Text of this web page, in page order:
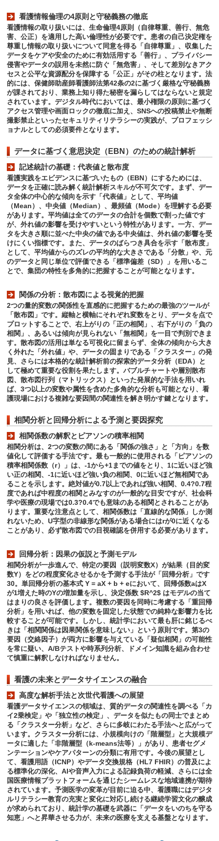
看護情報倫理の4原則と守秘義務の徹底
看護情報の取り扱いには、生命倫理4原則（自律尊重、善行、無危
害、公正）を適用した高い倫理性が必要です。患者の自己決定権を
尊重し情報の取り扱いについて同意を得る「自律尊重」、収集した
データをケアや安全のために有効活用する「善行」、プライバシー
侵害やデータの誤用を未然に防ぐ「無危害」、そして差別なきアク
セスと公平な資源配分を保障する「公正」がその柱となります。法
的には、保健師助産師看護師法第42条の2に基づく厳格な守秘義務
が課されており、業務上知り得た秘密を漏らしてはならないと規定
されています。デジタル時代においては、最小権限の原則に基づく
アクセス管理や画面ロックの徹底に加え、SNSへの投稿禁止や無断
撮影禁止といったセキュリティリテラシーの実践が、プロフェッシ
ョナルとしての必須要件となります。
データに基づく意思決定（EBN）のための統計解析
記述統計の基礎：代表値と散布度
看護実践をエビデンスに基づいたもの（EBN）にするためには、
データを正確に読み解く統計解析スキルが不可欠です。まず、デー
タ全体の中心的な傾向を示す「代表値」として、平均値
（Mean）、中央値（Median）、最頻値（Mode）を理解する必要
があります。平均値は全てのデータの合計を個数で割った値です
が、外れ値の影響を受けやすいという特性があります。一方、デー
タを大きさ順に並べた中央の値である中央値は、外れ値の影響を受
けにくい指標です。また、データのばらつき具合を示す「散布度」
として、平均値からのズレの平均的な大きさである「分散」や、元
のデータと同じ単位で評価できる「標準偏差（SD）」を用いるこ
とで、集団の特性を多角的に把握することが可能となります。
関係の分析：散布図による視覚的把握
2つの量的変数の関係性を直感的に把握するための最強のツールが
「散布図」です。縦軸と横軸にそれぞれ変数をとり、データを点で
プロットすることで、右上がりの「正の相関」、右下がりの「負の
相関」、あるいは傾向が見られない「無相関」を一目で判別できま
す。散布図の活用は単なる可視化に留まらず、全体の傾向から大き
く外れた「外れ値」や、データの固まりである「クラスター」の発
見、さらには本格的な統計解析前の探索的データ分析（EDA）と
して極めて重要な役割を果たします。バブルチャートや層別散布
図、散布図行列（マトリックス）といった発展的な手法を用いれ
ば、3つ以上の変数や属性を含めた多角的な分析も可能となり、看
護現場における複雑な要因間の関連性を解き明かす鍵となります。
相関分析と回帰分析による予測と要因探究
相関係数の解釈とピアソンの積率相関
相関分析は、2つの変数の間にある「関係の強さ」と「方向」を数
値化して評価する手法です。最も一般的に使用される「ピアソンの
積率相関係数（r）」は、-1から+1までの値をとり、1に近いほど強
い正の相関、-1に近いほど強い負の相関、0に近いほど無相関であ
ることを示します。絶対値が0.7以上であれば強い相関、0.4?0.7程
度であれば中程度の相関とみなすのが一般的な目安ですが、社会科
学や医療の現場では0.3?0.4でも意味のある相関とされることがあ
ります。重要な注意点として、相関係数は「直線的な関係」しか測
れないため、U字型の非線形な関係がある場合にはrが0に近くなる
ことがあり、必ず散布図での目視確認を併用する必要があります。
回帰分析：因果の仮説と予測モデル
相関分析が一歩進んで、特定の要因（説明変数X）が結果（目的変
数Y）をどの程度変化させるかを予測する手法が「回帰分析」です
30。単回帰分析の基本式 Y = aX + b + eにおいて、回帰係数aはX
が1増えた時のYの増加量を示し、決定係数 $R^2$ はモデルの当て
はまりの良さを評価します。複数の要因を同時に考慮する「重回帰
分析」を用いれば、他の変数を固定した状態での純粋な影響力を比
較することが可能です。しかし、統計学において最も肝に銘じるべ
きは「相関関係は因果関係を意味しない」という原則です。第3の
要因（交絡因子）が両方に影響を与えている「疑似相関」の可能性
を常に疑い、A/Bテストや時系列分析、ドメイン知識を組み合わせ
て慎重に解釈しなければなりません。
看護の未来とデータサイエンスの融合
高度な解析手法と次世代看護への展望
看護データサイエンスの領域は、質的データの関連性を調べる「カ
イ2乗検定」や「独立性の検定」、データを似たもの同士でまとめ
る「クラスター分析」など、さらに多岐にわたる手法へと広がって
います。クラスター分析には、小規模向けの「階層型」と大規模デ
ータに適した「非階層型（k-means法等）」があり、患者セグメ
ンテーションやケアパターンの分類に有用です。今後の展望とし
て、看護用語（ICNP）やデータ交換規格（HL7 FHIR）の普及によ
る標準化の深化、AIや音声入力による記録負荷の軽減、さらには全
国医療情報プラットフォームを通じたシームレスな地域連携が期待
されています。予測医学の変革が目前に迫る中、看護職にはデジタ
ルリテラシー教育の充実と変化に対応し続ける継続学習文化の醸成
が求められており、統計学の基礎を武器に「データをいのちを守る
知恵」へと昇華させる力が、未来の医療を支える基盤となります。